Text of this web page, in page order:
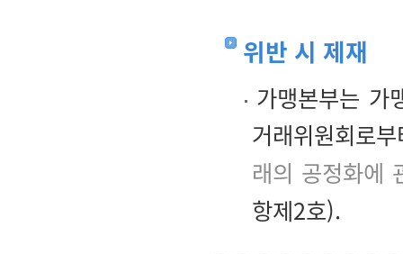
위반 시 제재
가맹본부는 가
거래위원회로
래의 공정화에
항제2호).